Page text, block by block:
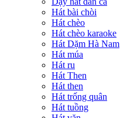
Hát bài chòi
Hát chèo
Hát chèo karaoke
Hát Dặm Hà Nam
Hát múa
Hát ru
Hát Then
Hát then
Hát trống quân
Hát tuồng